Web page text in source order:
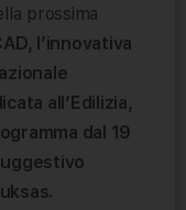
prossima
l’innovativa
all’Edilizia,
dal 19